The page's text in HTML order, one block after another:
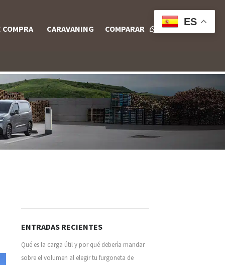
COMPARAR
COMPRA CARAVANING
ENTRADAS RECIENTES
Qué es la carga útil y por qué debería mandar
sobre el volumen al elegir tu furgoneta de
ES